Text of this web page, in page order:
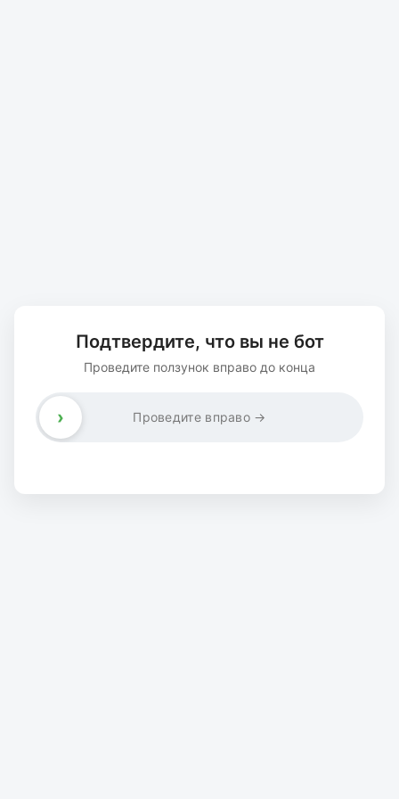
Подтвердите, что вы не бот
Проведите ползунок вправо до конца
Проведите вправо →
›